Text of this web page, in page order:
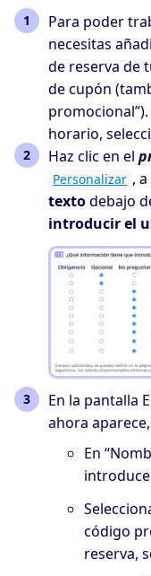
Para poder
necesitas
de reserva de
de cupón
horario,
Haz clic en el
Personalizar ,
textodebajo
introducir el
En la pantalla
ahora
En
código
reserva,